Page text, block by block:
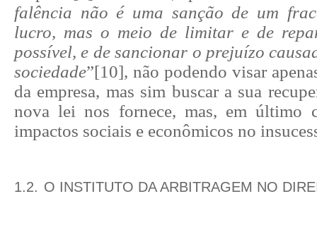
falência não é uma sanção de um
lucro, mas o meio de limitar e de
possível, e de sancionar o prejuízo
sociedade”[10], não podendo visar
da empresa, mas sim buscar a sua
nova lei nos fornece, mas, em último
impactos sociais e econômicos no
1.2. O INSTITUTO DA ARBITRAGEM NO